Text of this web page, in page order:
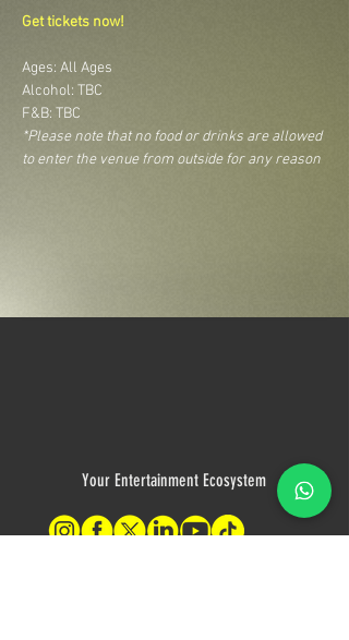
Get tickets now!
Ages: All Ages
Alcohol: TBC
F&B: TBC
*Please note that no food or drinks are allowed
to enter the venue from outside for any reason
Your Entertainment Ecosystem